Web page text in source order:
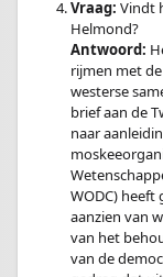
Vraag: Vindt
Helmond?
Antwoord:
rijmen met
westerse
brief aan de
naar
WODC)
aanzien van
van het
van de